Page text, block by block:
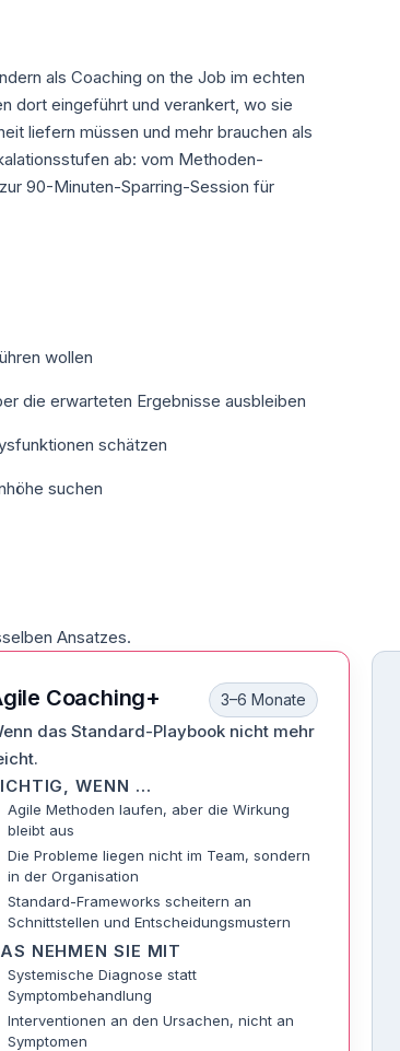
als Coaching on the Job im echten
dort eingeführt und verankert, wo sie
liefern müssen und mehr brauchen als
ab: vom Methoden-
90-Minuten-Sparring-Session für
wollen
die erwarteten Ergebnisse ausbleiben
schätzen
suchen
Ansatzes.
Coaching+ 3–6 Monate
das Standard-Playbook nicht mehr
WENN …
Agile Methoden laufen, aber die Wirkung
bleibt aus
Die Probleme liegen nicht im Team, sondern
in der Organisation
Standard-Frameworks scheitern an
Schnittstellen und Entscheidungsmustern
NEHMEN SIE MIT
Systemische Diagnose statt
Symptombehandlung
Interventionen an den Ursachen, nicht an
Symptomen